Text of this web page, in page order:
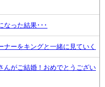
なった結果･･･
ナーをキングと一緒に見ていく
んがご結婚！おめでとうござい